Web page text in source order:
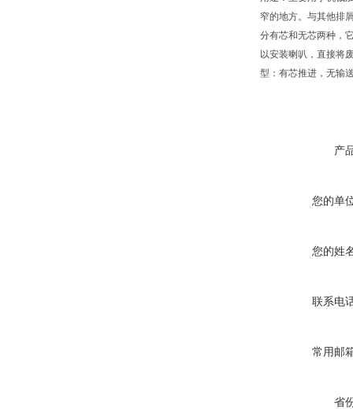
窄的地方。与其他排
分有芯和无芯两种，
以安装喇叭，直接将
型：有芯推进，无输
产
您的单
您的姓
联系电
常用邮
省